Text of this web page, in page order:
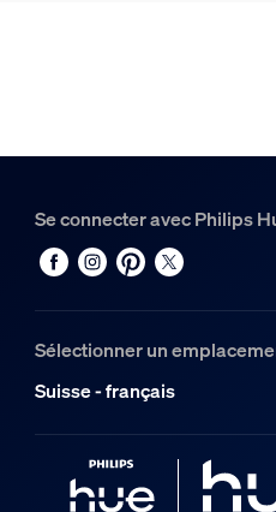
Se connecter avec Philips
Sélectionner un
Suisse - français